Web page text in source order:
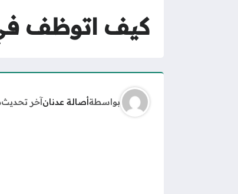
كيف اتوظف في
بواسطةأصالة عدنانآخر تحديث